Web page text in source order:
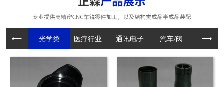
光学类 医疗行业... 通讯电子... 汽车/阀... 电动工